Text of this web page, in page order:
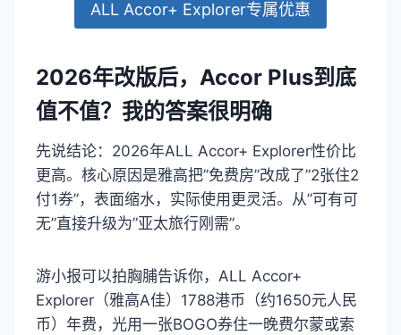
ALL Accor+ Explorer专属优惠
2026年改版后，Accor Plus到底
值不值？我的答案很明确
先说结论：2026年ALL Accor+ Explorer性价比
更高。核心原因是雅高把”免费房”改成了”2张住2
付1券”，表面缩水，实际使用更灵活。从”可有可
无”直接升级为”亚太旅行刚需”。
游小报可以拍胸脯告诉你，ALL Accor+
Explorer（雅高A佳）1788港币（约1650元人民
币）年费，光用一张BOGO券住一晚费尔蒙或索